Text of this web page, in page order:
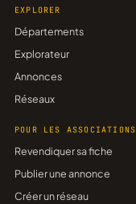
EXPLORER
Départements
Explorateur
Annonces
Réseaux
POUR LES ASSOCIATIONS
Revendiquer sa fiche
Publier une annonce
Créer un réseau